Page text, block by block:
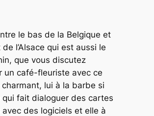
le bas de la Belgique et
l’Alsace qui est aussi le
que vous discutez
un café-fleuriste avec ce
lui à la barbe si
qui fait dialoguer des cartes
avec des logiciels et elle à